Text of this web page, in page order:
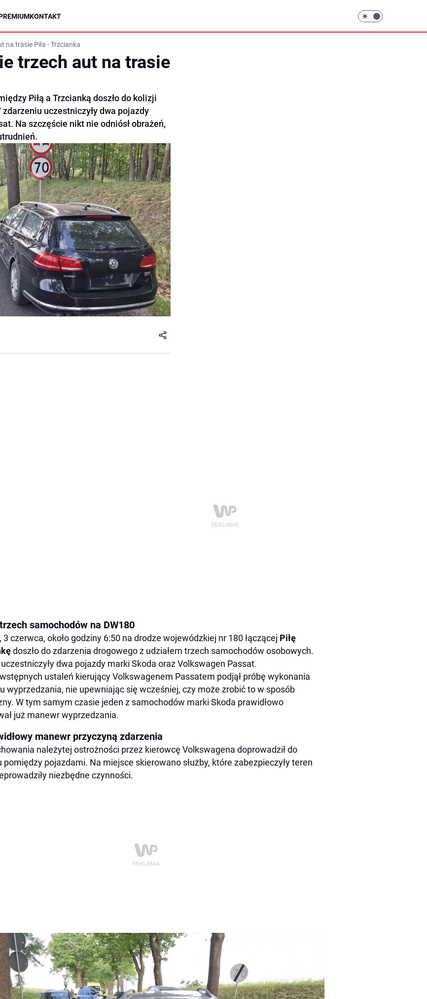
KONTAKT
na trasie Piła - Trzcianka
trzech aut na trasie
Piłą a Trzcianką doszło do kolizji
uczestniczyły dwa pojazdy
Na szczęście nikt nie odniósł obrażeń,
samochodów na DW180
3 czerwca, około godziny 6:50 na drodze wojewódzkiej nr 180 łączącej Piłę
doszło do zdarzenia drogowego z udziałem trzech samochodów osobowych.
dwa pojazdy marki Skoda oraz Volkswagen Passat.
ustaleń kierujący Volkswagenem Passatem podjął próbę wykonania
wyprzedzania, nie upewniając się wcześniej, czy może zrobić to w sposób
W tym samym czasie jeden z samochodów marki Skoda prawidłowo
już manewr wyprzedzania.
manewr przyczyną zdarzenia
należytej ostrożności przez kierowcę Volkswagena doprowadził do
pomiędzy pojazdami. Na miejsce skierowano służby, które zabezpieczyły teren
niezbędne czynności.